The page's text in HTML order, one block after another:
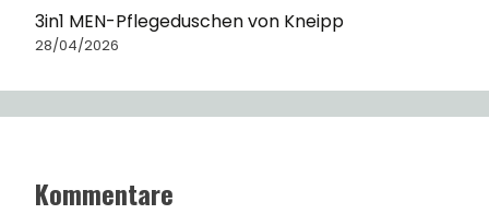
3in1 MEN-Pflegeduschen von Kneipp
28/04/2026
Kommentare